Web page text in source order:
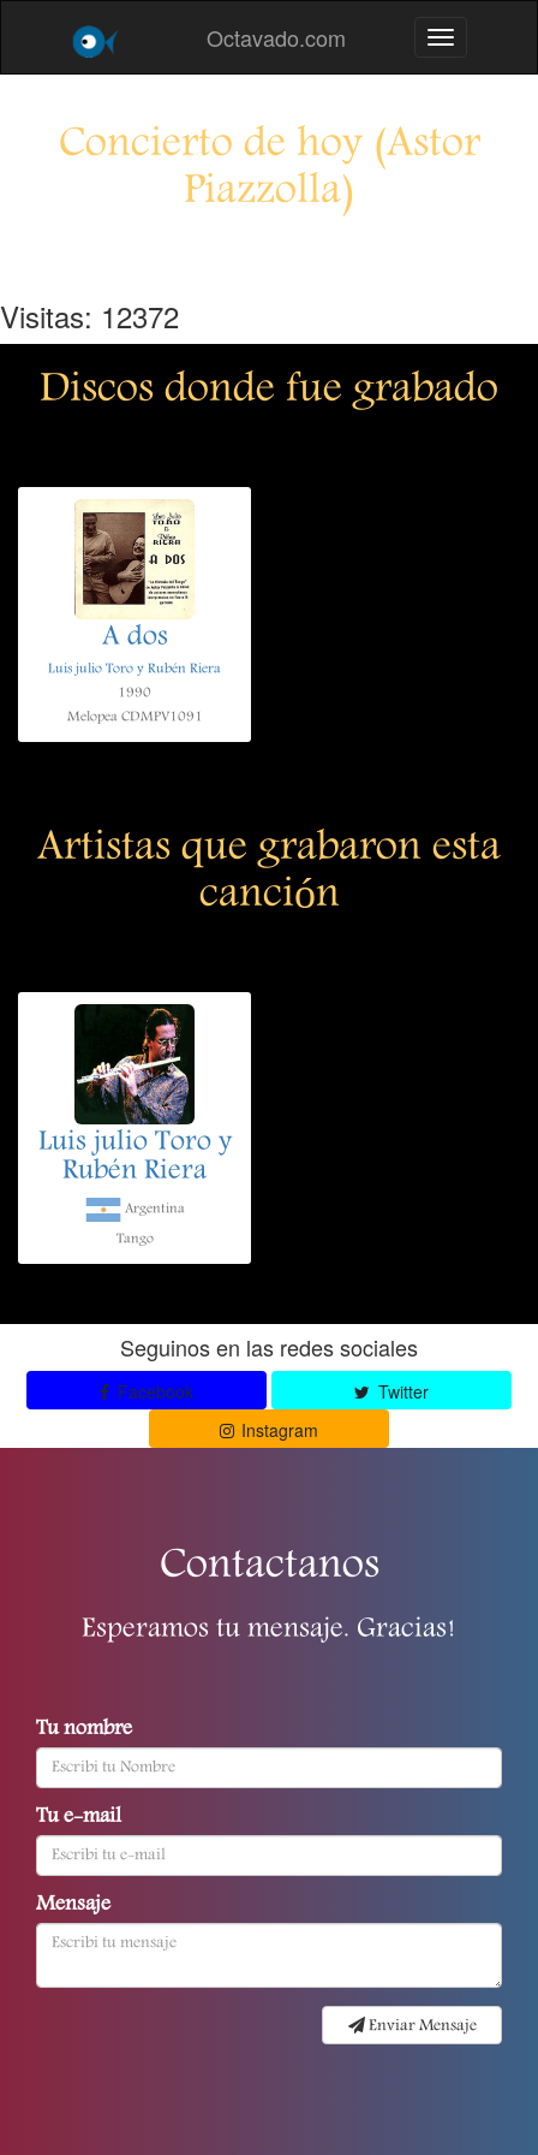
Octavado.com Toggle
Concierto de hoy (Astor
Piazzolla)
Visitas: 12372
Discos donde fue grabado
A dos
Luis julio Toro y Rubén Riera
1990
Melopea CDMPV1091
Artistas que grabaron esta
canción
Luis julio Toro y
Rubén Riera
Argentina
Tango
Seguinos en las redes sociales
Facebook
Twitter
Instagram
Contactanos
Esperamos tu mensaje. Gracias!
Tu nombre
Tu e-mail
Mensaje
Enviar Mensaje